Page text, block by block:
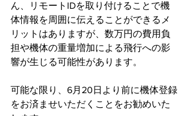
ん、リモートIDを取り付けることで機
体情報を周囲に伝えることができるメ
リットはありますが、数万円の費用負
担や機体の重量増加による飛行への影
響が生じる可能性があります。
可能な限り、6月20日より前に機体登録
をお済ませいただくことをお勧めいた